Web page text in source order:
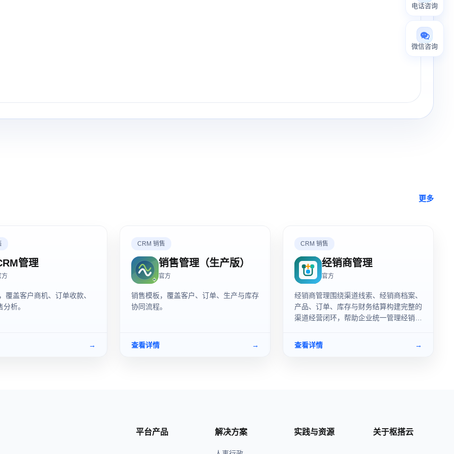
更多
管理
方
覆盖客户商机、订单收款、
析。
→
CRM 销售
销售管理（生产版）
官方
销售模板，覆盖客户、订单、生产与库存
协同流程。
查看详情 →
CRM 销售
经销商管理
官方
经销商管理围绕渠道线索、经销商档案、
产品、订单、库存与财务结算构建完整的
渠道经营闭环，帮助企业统一管理经销网
况。
查看详情 →
电话咨询
微信咨询
平台产品 解决方案 实践与资源 关于枢搭云